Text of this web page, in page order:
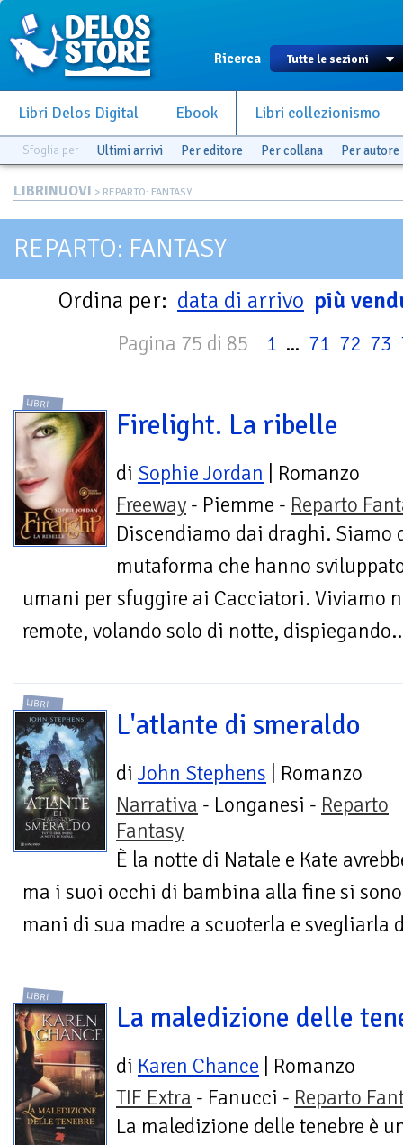
Ricerca
Libri Delos Digital Ebook Libri collezionismo
Sfoglia per Ultimi arrivi Per editore Per collana Per autore
LIBRINUOVI > REPARTO: FANTASY
REPARTO: FANTASY
Ordina per: data di arrivo più
Pagina 75 di 85 1 ... 71 72 73
LIBRI
Firelight. La ribelle
di Sophie Jordan | Romanzo
Freeway - Piemme - Reparto
Discendiamo dai draghi. Siamo
mutaforma che hanno
umani per sfuggire ai Cacciatori. Viviamo
remote, volando solo di notte,
LIBRI
L'atlante di smeraldo
di John Stephens | Romanzo
Narrativa - Longanesi - Reparto
Fantasy
È la notte di Natale e Kate
ma i suoi occhi di bambina alla fine si
mani di sua madre a scuoterla e svegliarla
LIBRI
La maledizione delle
di Karen Chance | Romanzo
TIF Extra - Fanucci - Reparto
La maledizione delle tenebre è